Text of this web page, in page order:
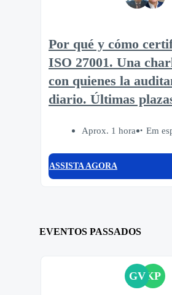
Por qué y cómo
ISO 27001. Una
con quienes la
diario. Últimas
Aprox. 1 hora Em
ASSISTA AGORA
EVENTOS PASSADOS
GVKP